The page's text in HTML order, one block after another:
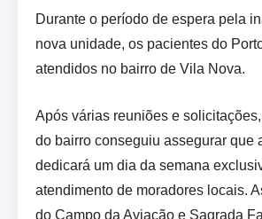
Durante o período de espera pela
nova unidade, os pacientes do
atendidos no bairro de Vila Nova.
Após várias reuniões e
do bairro conseguiu assegurar que
dedicará um dia da semana
atendimento de moradores locais.
do Campo da Aviação e Sagrada